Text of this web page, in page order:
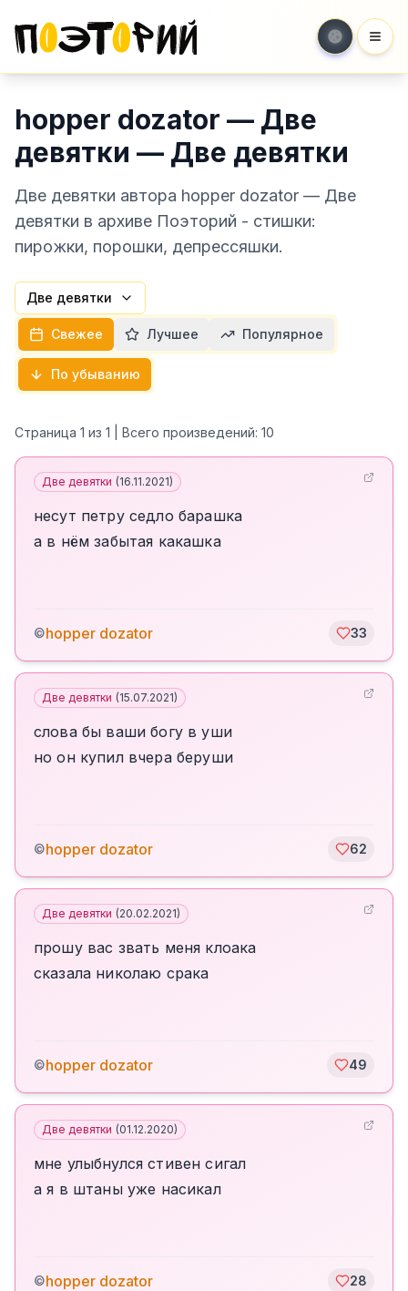
hopper dozator — Две
девятки — Две девятки
Две девятки автора hopper dozator — Две
девятки в архиве Поэторий - стишки:
пирожки, порошки, депрессяшки.
Две девятки
Свежее Лучшее Популярное
По убыванию
Страница 1 из 1 | Всего произведений: 10
Две девятки (16.11.2021)
несут петру седло барашка
а в нём забытая какашка
©hopper dozator 33
Две девятки (15.07.2021)
слова бы ваши богу в уши
но он купил вчера беруши
©hopper dozator 62
Две девятки (20.02.2021)
прошу вас звать меня клоака
сказала николаю срака
©hopper dozator 49
Две девятки (01.12.2020)
мне улыбнулся стивен сигал
а я в штаны уже насикал
©hopper dozator 28